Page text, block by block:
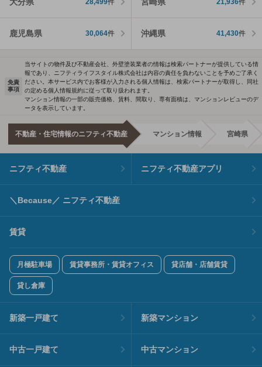
28,499件 21,936件
鹿児島県 30,064件 沖縄県 41,430件
免責
事項
当サイトの物件及び不動産会社、外壁塗装業者の情報は検索パートナーが提供している情
報であり、ニフティライフスタイル株式会社は内容の責任を負わないことを予めご了承く
ださい。本サービス内でお客様が入力される個人情報は、検索パートナーが取得し、同社
の定める個人情報規約に従って取り扱われます。
マンション情報の一部の販売価格、賃料、間取り、専有面積は、マンションレビューのデ
ータを表示しています。
不動産・住宅情報のニフティ不動産 マンション情報 宮崎県
ニフティ不動産 ニフティ不動産アプリ
＼Because／ ニフティ不動産
賃貸
月極駐車場 賃貸事務所・賃貸オフィス 貸店舗・店舗賃貸
貸し倉庫
新築一戸建て 新築マンション
中古一戸建て 中古マンション